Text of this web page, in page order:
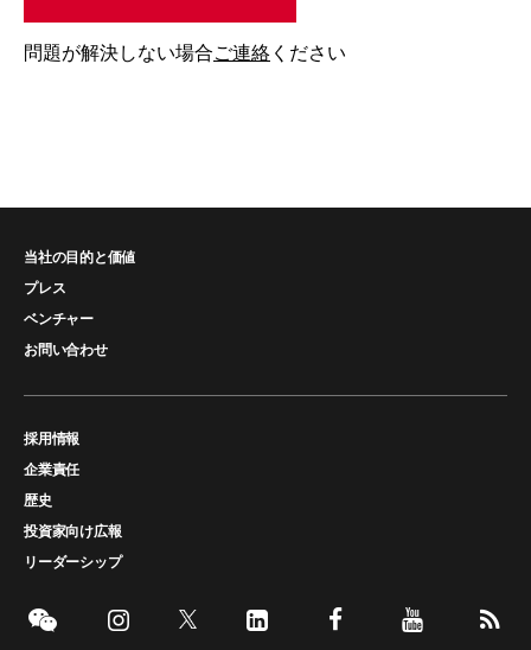
問題が解決しない場合ご連絡 ください
当社の目的と価値
プレス
ベンチャー
お問い合わせ
採用情報
企業責任
歴史
投資家向け広報
リーダーシップ